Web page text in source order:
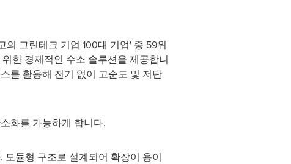
그린테크 기업 100대 기업' 중 59위
한 경제적인 수소 솔루션을 제공합니
를 활용해 전기 없이 고순도 및 저탄
화를 가능하게 합니다.
듈형 구조로 설계되어 확장이 용이